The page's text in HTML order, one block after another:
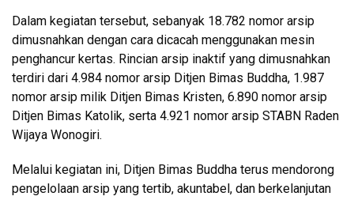
Dalam kegiatan tersebut, sebanyak 18.782 nomor arsip
dimusnahkan dengan cara dicacah menggunakan mesin
penghancur kertas. Rincian arsip inaktif yang dimusnahkan
terdiri dari 4.984 nomor arsip Ditjen Bimas Buddha, 1.987
nomor arsip milik Ditjen Bimas Kristen, 6.890 nomor arsip
Ditjen Bimas Katolik, serta 4.921 nomor arsip STABN Raden
Wijaya Wonogiri.
Melalui kegiatan ini, Ditjen Bimas Buddha terus mendorong
pengelolaan arsip yang tertib, akuntabel, dan berkelanjutan